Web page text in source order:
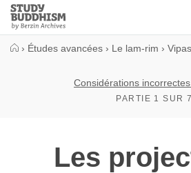
Close
Study
Buddhism
Home
› Études avancées › Le lam-rim ›
Considérations
PARTIE 1 SUR 7
Les